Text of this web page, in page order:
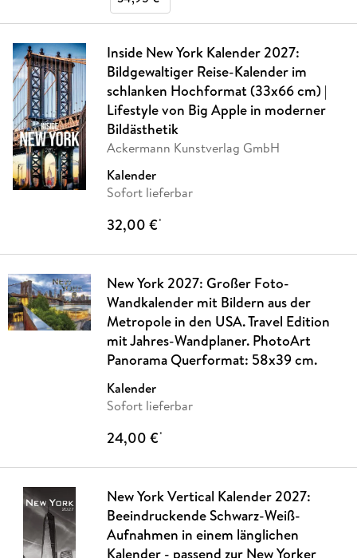
Inside New York Kalender 2027:
Bildgewaltiger Reise-Kalender im
schlanken Hochformat (33x66 cm) |
Lifestyle von Big Apple in moderner
Bildästhetik
Ackermann Kunstverlag GmbH
Kalender
Sofort lieferbar
32,00 €*
New York 2027: Großer Foto-
Wandkalender mit Bildern aus der
Metropole in den USA. Travel Edition
mit Jahres-Wandplaner. PhotoArt
Panorama Querformat: 58x39 cm.
Kalender
Sofort lieferbar
24,00 €*
New York Vertical Kalender 2027:
Beeindruckende Schwarz-Weiß-
Aufnahmen in einem länglichen
Kalender - passend zur New Yorker